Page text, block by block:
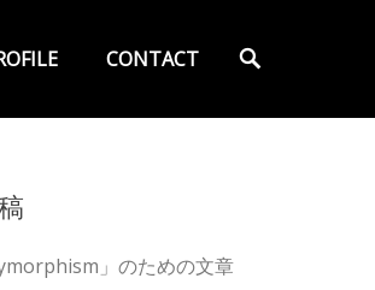
CONTACT
」のための文章